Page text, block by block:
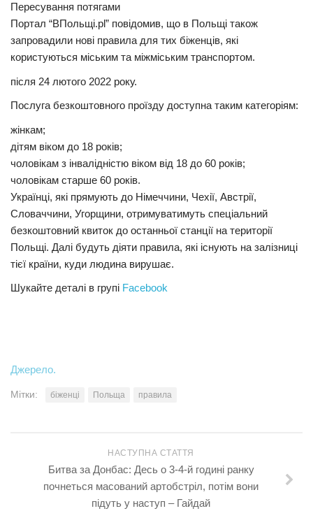
Пересування потягами
Портал “ВПольщі.pl” повідомив, що в Польщі також
запровадили нові правила для тих біженців, які
користуються міським та міжміським транспортом.
після 24 лютого 2022 року.
Послуга безкоштовного проїзду доступна таким категоріям:
жінкам;
дітям віком до 18 років;
чоловікам з інвалідністю віком від 18 до 60 років;
чоловікам старше 60 років.
Українці, які прямують до Німеччини, Чехії, Австрії,
Словаччини, Угорщини, отримуватимуть спеціальний
безкоштовний квиток до останньої станції на території
Польщі. Далі будуть діяти правила, які існують на залізниці
тієї країни, куди людина вирушає.
Шукайте деталі в групі Facebook
Джерело.
Мітки: біженці Польща правила
НАСТУПНА СТАТТЯ
Битва за Донбас: Десь о 3-4-й годині ранку
почнеться масований артобстріл, потім вони
підуть у наступ – Гайдай